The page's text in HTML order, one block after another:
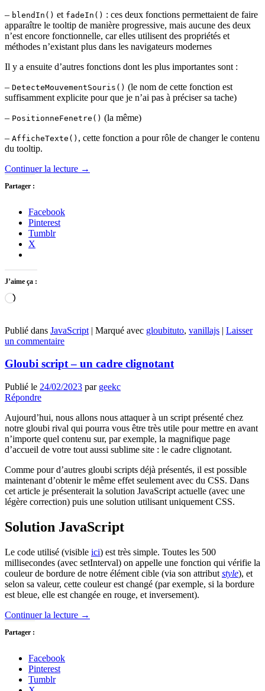
– blendIn() et fadeIn() : ces deux fonctions permettaient de faire
apparaître le tooltip de manière progressive, mais aucune des deux
n’est encore fonctionnelle, car elles utilisent des propriétés et
méthodes n’existant plus dans les navigateurs modernes
Il y a ensuite d’autres fonctions dont les plus importantes sont :
– DetecteMouvementSouris() (le nom de cette fonction est
suffisamment explicite pour que je n’ai pas à préciser sa tache)
– PositionneFenetre() (la même)
– AfficheTexte() , cette fonction a pour rôle de changer le contenu
du tooltip.
Continuer la lecture →
Partager :
Facebook
Pinterest
Tumblr
X
J’aime ça :
Chargement…
Publié dans JavaScript | Marqué avec gloubituto, vanillajs | Laisser
un commentaire
Gloubi script – un cadre clignotant
Publié le 24/02/2023 par geekc
Répondre
Aujourd’hui, nous allons nous attaquer à un script présenté chez
notre gloubi rival qui pourra vous être très utile pour mettre en avant
n’importe quel contenu sur, par exemple, la magnifique page
d’accueil de votre tout aussi sublime site : le cadre clignotant.
Comme pour d’autres gloubi scripts déjà présentés, il est possible
maintenant d’obtenir le même effet seulement avec du CSS. Dans
cet article je présenterait la solution JavaScript actuelle (avec une
légère correction) puis une solution utilisant uniquement CSS.
Solution JavaScript
Le code utilisé (visible ici) est très simple. Toutes les 500
millisecondes (avec setInterval) on appelle une fonction qui vérifie la
couleur de bordure de notre élément cible (via son attribut style), et
selon sa valeur, cette couleur est changé (par exemple, si la bordure
est bleue, elle est changée en rouge, et inversement).
Continuer la lecture →
Partager :
Facebook
Pinterest
Tumblr